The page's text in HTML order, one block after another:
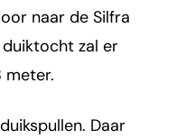
naar de Silfra
zal er
meter.
Daar